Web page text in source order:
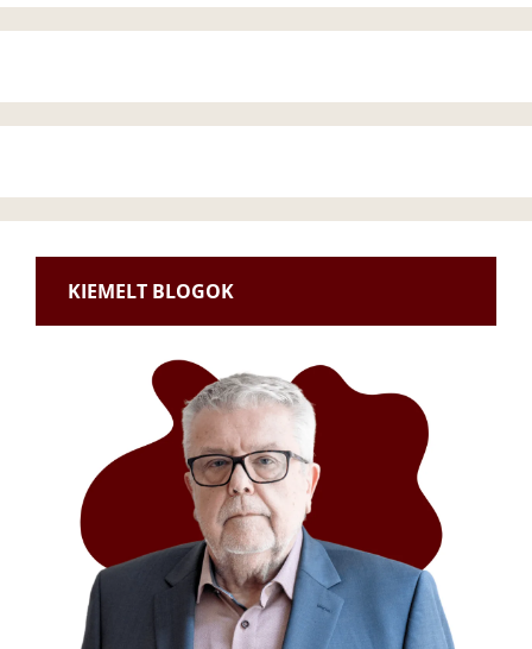
KIEMELT BLOGOK